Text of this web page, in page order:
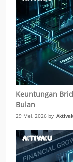
Keuntungan
Bulan
29 Mei, 2026 by